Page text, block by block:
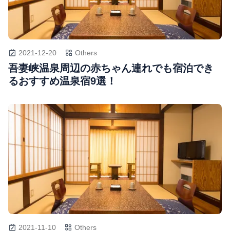
2021-12-20 Others
吾妻峡温泉周辺の赤ちゃん連れでも宿泊でき
るおすすめ温泉宿9選！
2021-11-10 Others